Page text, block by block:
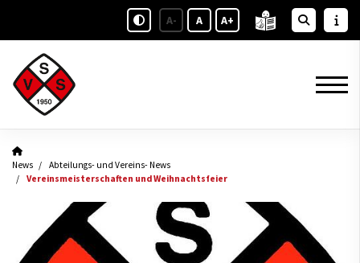
A- A A+
News
Abteilungs- und Vereins- News
Vereinsmeisterschaften und Weihnachtsfeier